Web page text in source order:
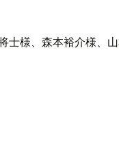
士様、森本裕介様、